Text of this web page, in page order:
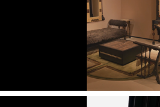
Yves Salomon Editions -